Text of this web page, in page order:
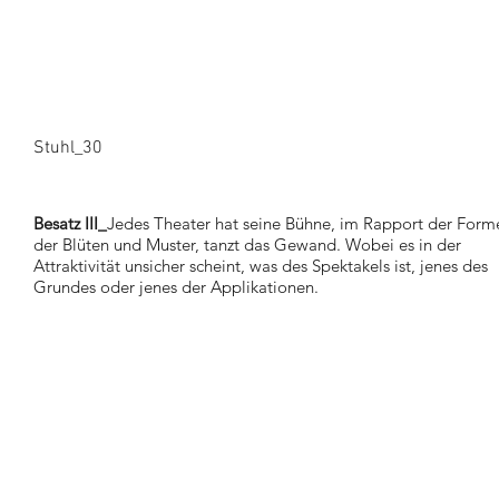
Besatz III_ Jedes Theater hat seine Bühne, im Rapport der
der Blüten und Muster, tanzt das Gewand. Wobei es in der
Attraktivität unsicher scheint, was des Spektakels ist, jenes des
Grundes oder jenes der Applikationen.
Stuhl_30